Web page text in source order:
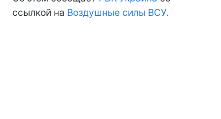
ссылкой на Воздушные силы ВСУ.